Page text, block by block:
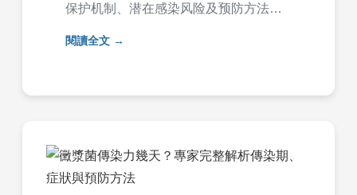
保护机制、潜在感染风险及预防方法。
析，并提供实用建议，帮助读者全面了
閱讀全文